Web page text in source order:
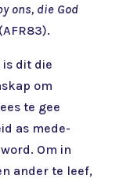
ons, die God
dit die
om
te gee
as mede-
Om in
ander te leef,